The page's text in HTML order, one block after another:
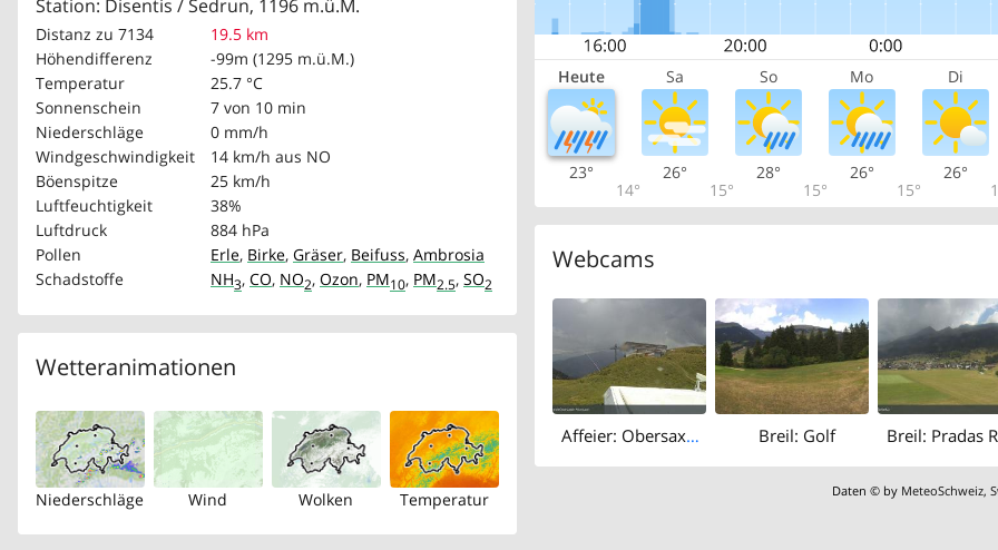
Station: Disentis / Sedrun, 1196 m.ü.M.
Distanz zu 7134
19.5 km
Höhendifferenz
-99m (1295 m.ü.M.)
Temperatur
25.7 °C
Sonnenschein
7 von 10 min
Niederschläge
0 mm/h
Windgeschwindigkeit
14 km/h aus NO
Böenspitze
25 km/h
Luftfeuchtigkeit
38%
Luftdruck
884 hPa
Pollen
Erle, Birke, Gräser, Beifuss, Ambrosia
Schadstoffe
NH3, CO, NO2, Ozon, PM10, PM2.5, SO2
Wetteranimationen
Niederschläge Wind Wolken Temperatur
Heute Sa So Mo Di
23°
14°
26°
15°
28°
15°
26°
15°
26°
Webcams
Affeier: Obersaxen Mundaun - Stein Breil: Golf
Daten © by MeteoSchweiz,